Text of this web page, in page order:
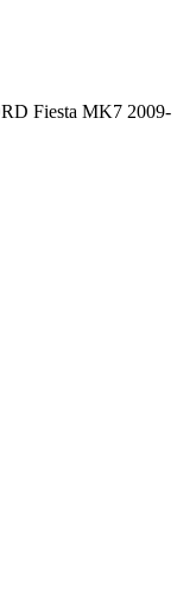
Fiesta MK7 2009-